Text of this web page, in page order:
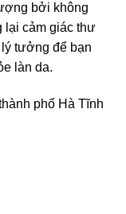
bởi không
lại cảm giác thư
tưởng để bạn
làn da.
phố Hà Tĩnh